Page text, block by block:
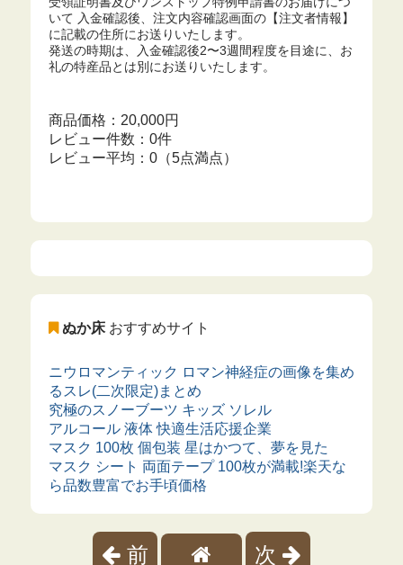
いて 入金確認後、注文内容確認画面の【注文者情報】
に記載の住所にお送りいたします。
発送の時期は、入金確認後2〜3週間程度を目途に、お
礼の特産品とは別にお送りいたします。
商品価格：20,000円
レビュー件数：0件
レビュー平均：0（5点満点）
ぬか床おすすめサイト
ニウロマンティック ロマン神経症の画像を集め
るスレ(二次限定)まとめ
究極のスノーブーツ キッズ ソレル
アルコール 液体 快適生活応援企業
マスク 100枚 個包装 星はかつて、夢を見た
マスク シート 両面テープ 100枚が満載!楽天な
ら品数豊富でお手頃価格
前 次